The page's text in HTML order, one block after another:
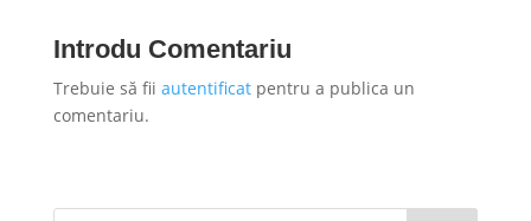
Introdu Comentariu
Trebuie să fii autentificatpentru a publica un
comentariu.